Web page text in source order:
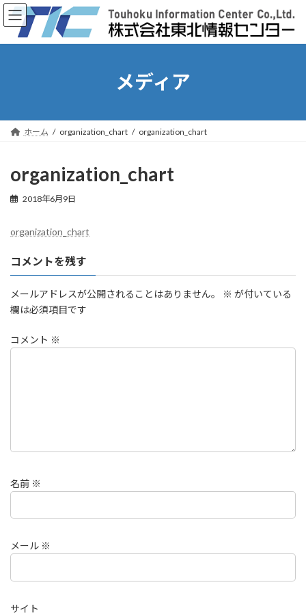
コ
ン
ン
ナ
ビ
ー
メディア
ホーム organization_chart organization_chart
organization_chart
2018年6月9日
organization_chart
コメントを残す
メールアドレスが公開されることはありません。 ※ が付いている
欄は必須項目です
コメント ※
名前 ※
メール ※
サイト